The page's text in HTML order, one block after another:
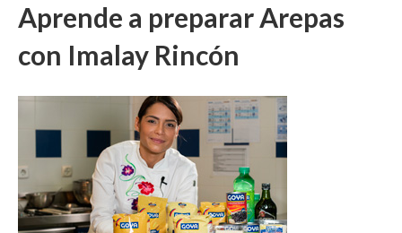
Aprende a preparar Arepas
con Imalay Rincón